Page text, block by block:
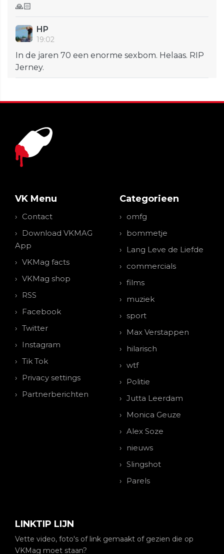
🙏🏻
HP
19:02
In de jaren 70 een enorme sexbom. Helaas. RIP
Jerney.
VK Menu
Contact
Download VKMAG
App
VKMag facts
VKMag shop
RSS
Facebook
Twitter
Instagram
Tik Tok
Privacy settings
Partnerberichten
Categorieen
omfg
bommetje
Lang Leve de Liefde
commercials
films
muziek
sport
Max Verstappen
hilarisch
wtf
Politie
Jutta Leerdam
Monica Geuze
Alex Soze
nieuws
Slingshot
Parels
LINKTIP LIJN
Vette video, foto's of link gemaakt of gezien die op
VKMag moet staan?